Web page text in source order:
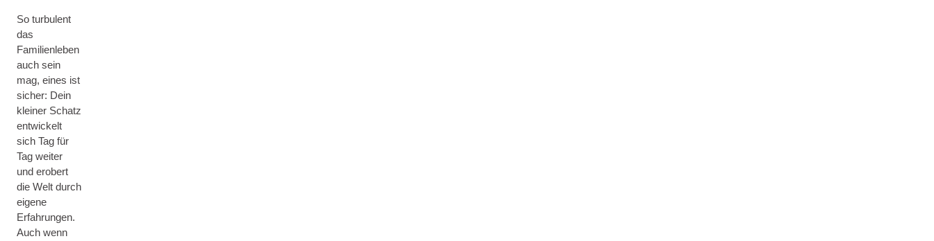
So turbulent
das
Familienleben
auch sein
mag, eines ist
sicher: Dein
kleiner Schatz
entwickelt
sich Tag für
Tag weiter
und erobert
die Welt durch
eigene
Erfahrungen.
Auch wenn